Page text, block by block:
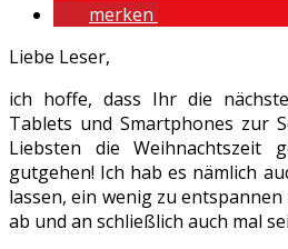
merken
Liebe Leser,
ich hoffe, dass Ihr die
Tablets und Smartphones zur
Liebsten die Weihnachtszeit
gutgehen! Ich hab es nämlich
lassen, ein wenig zu
ab und an schließlich auch mal